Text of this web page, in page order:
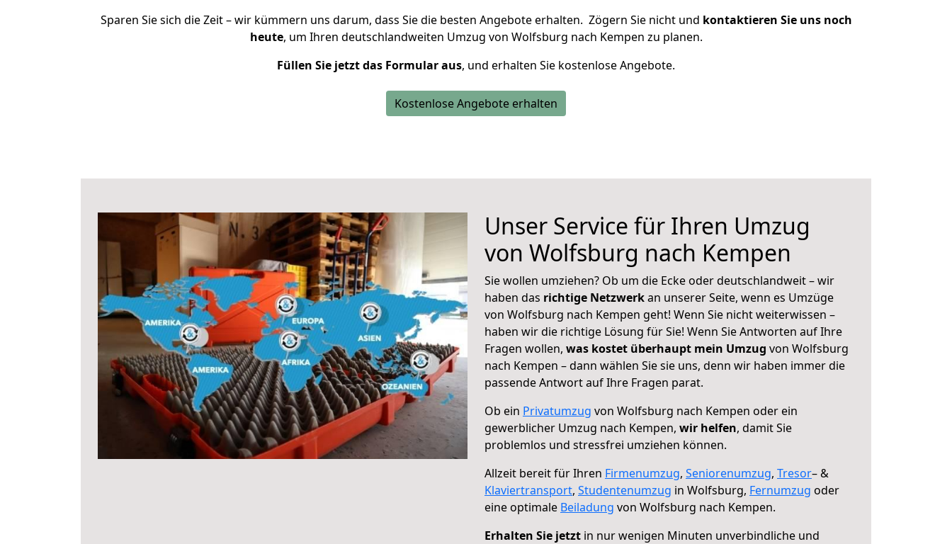
Sparen Sie sich die Zeit – wir kümmern uns darum, dass Sie die besten Angebote erhalten. Zögern Sie nicht und kontaktieren Sie uns noch
heute, um Ihren deutschlandweiten Umzug von Wolfsburg nach Kempen zu planen.
Füllen Sie jetzt das Formular aus, und erhalten Sie kostenlose Angebote.
Kostenlose Angebote erhalten
Unser Service für Ihren Umzug
von Wolfsburg nach Kempen
Sie wollen umziehen? Ob um die Ecke oder deutschlandweit – wir
haben das richtige Netzwerkan unserer Seite, wenn es Umzüge
von Wolfsburg nach Kempen geht! Wenn Sie nicht weiterwissen –
haben wir die richtige Lösung für Sie! Wenn Sie Antworten auf Ihre
Fragen wollen, was kostet überhaupt mein Umzug von Wolfsburg
nach Kempen – dann wählen Sie sie uns, denn wir haben immer die
passende Antwort auf Ihre Fragen parat.
Ob ein Privatumzug von Wolfsburg nach Kempen oder ein
gewerblicher Umzug nach Kempen, wir helfen, damit Sie
problemlos und stressfrei umziehen können.
Allzeit bereit für Ihren Firmenumzug, Seniorenumzug, Tresor– &
Klaviertransport, Studentenumzug in Wolfsburg, Fernumzug oder
eine optimale Beiladung von Wolfsburg nach Kempen.
Erhalten Sie jetzt in nur wenigen Minuten unverbindliche und